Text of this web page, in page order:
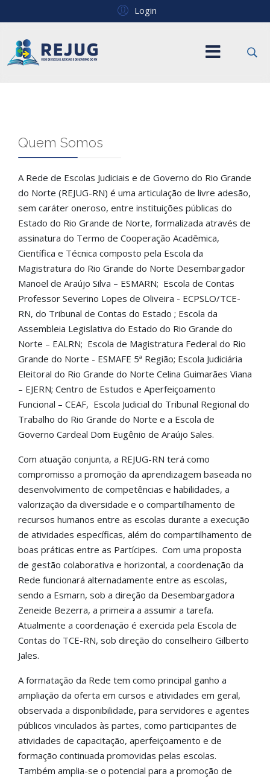
Login
Quem Somos
A Rede de Escolas Judiciais e de Governo do Rio Grande
do Norte (REJUG-RN) é uma articulação de livre adesão,
sem caráter oneroso, entre instituições públicas do
Estado do Rio Grande de Norte, formalizada através de
assinatura do Termo de Cooperação Acadêmica,
Científica e Técnica composto pela Escola da
Magistratura do Rio Grande do Norte Desembargador
Manoel de Araújo Silva – ESMARN; Escola de Contas
Professor Severino Lopes de Oliveira - ECPSLO/TCE-
RN, do Tribunal de Contas do Estado ; Escola da
Assembleia Legislativa do Estado do Rio Grande do
Norte – EALRN; Escola de Magistratura Federal do Rio
Grande do Norte - ESMAFE 5ª Região; Escola Judiciária
Eleitoral do Rio Grande do Norte Celina Guimarães Viana
– EJERN; Centro de Estudos e Aperfeiçoamento
Funcional – CEAF, Escola Judicial do Tribunal Regional do
Trabalho do Rio Grande do Norte e a Escola de
Governo Cardeal Dom Eugênio de Araújo Sales.
Com atuação conjunta, a REJUG-RN terá como
compromisso a promoção da aprendizagem baseada no
desenvolvimento de competências e habilidades, a
valorização da diversidade e o compartilhamento de
recursos humanos entre as escolas durante a execução
de atividades específicas, além do compartilhamento de
boas práticas entre as Partícipes. Com uma proposta
de gestão colaborativa e horizontal, a coordenação da
Rede funcionará alternadamente entre as escolas,
sendo a Esmarn, sob a direção da Desembargadora
Zeneide Bezerra, a primeira a assumir a tarefa.
Atualmente a coordenação é exercida pela Escola de
Contas do TCE-RN, sob direção do conselheiro Gilberto
Jales.
A formatação da Rede tem como principal ganho a
ampliação da oferta em cursos e atividades em geral,
observada a disponibilidade, para servidores e agentes
públicos vinculados às partes, como participantes de
atividades de capacitação, aperfeiçoamento e de
formação continuada promovidas pelas escolas.
Também amplia-se o potencial para a promoção de